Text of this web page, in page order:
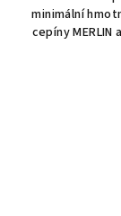
minimální
cepíny MERLIN